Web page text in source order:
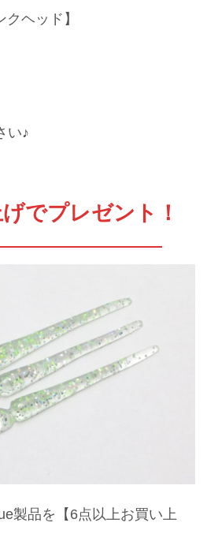
ヘッド】
い♪
でプレゼント！
製品を【6点以上お買い上